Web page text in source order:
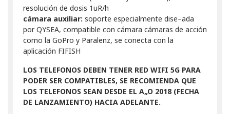
resolución de dosis 1uR/h
cámara auxiliar: soporte especialmente dise–ada
por QYSEA, compatible con cámara cámaras de acción
como la GoPro y Paralenz, se conecta con la
aplicación FIFISH
LOS TELEFONOS DEBEN TENER RED WIFI 5G PARA
PODER SER COMPATIBLES, SE RECOMIENDA QUE
LOS TELEFONOS SEAN DESDE EL A„O 2018 (FECHA
DE LANZAMIENTO) HACIA ADELANTE.